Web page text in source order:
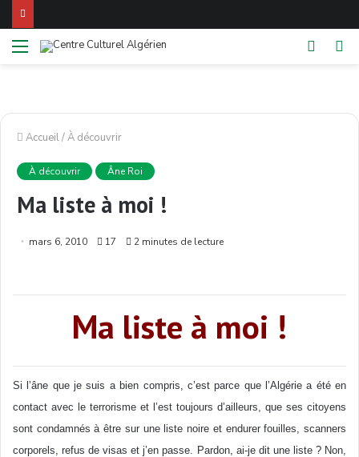
Menu
Switch
Accueil/À découvrir
À découvrir Âne Roi
Ma liste à moi !
mars 6, 2010 17 2 minutes de lecture
Ma liste à moi !
Si l’âne que je suis a bien compris, c’est parce que l’Algérie a été en
contact avec le terrorisme et l’est toujours d’ailleurs, que ses citoyens
sont condamnés à être sur une liste noire et endurer fouilles, scanners
corporels, refus de visas et j’en passe. Pardon, ai-je dit une liste ? Non,